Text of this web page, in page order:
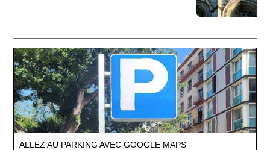
ALLEZ AU PARKING AVEC GOOGLE MAPS